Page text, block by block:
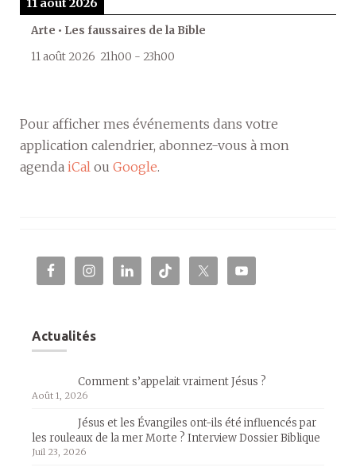
11 août 2026
Arte • Les faussaires de la Bible
11 août 2026 21h00 - 23h00
Pour afficher mes événements dans votre
application calendrier, abonnez-vous à mon
agenda iCal ou Google.
Actualités
Comment s’appelait vraiment Jésus ?
Août 1, 2026
Jésus et les Évangiles ont-ils été influencés par
les rouleaux de la mer Morte ? Interview Dossier Biblique
Juil 23, 2026